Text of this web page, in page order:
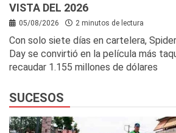
VISTA DEL 2026
05/08/2026 2 minutos de lectura
Con solo siete días en cartelera,
Day se convirtió en la película más
recaudar 1.155 millones de dólares
SUCESOS